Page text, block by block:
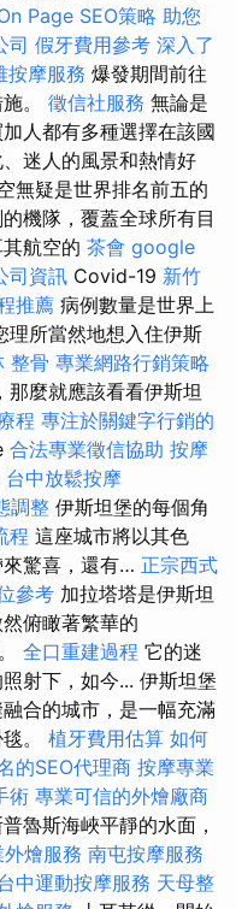
Page SEO策略 助您
司 假牙費用參考 深入了
按摩服務 爆發期間前往
。 徵信社服務 無論是
人都有多種選擇在該國
迷人的風景和熱情好
無疑是世界排名前五的
機隊，覆蓋全球所有目
航空的 茶會 google
司資訊 Covid-19 新竹
推薦 病例數量是世界上
理所當然地想入住伊斯
整骨 專業網路行銷策略
麼就應該看看伊斯坦
程 專注於關鍵字行銷的
合法專業徵信協助 按摩
台中放鬆按摩
調整 伊斯坦堡的每個角
程 這座城市將以其色
驚喜，還有… 正宗西式
參考 加拉塔塔是伊斯坦
俯瞰著繁華的
全口重建過程 它的迷
射下，如今... 伊斯坦堡
合的城市，是一幅充滿
。 植牙費用估算 如何
的SEO代理商 按摩專業
術 專業可信的外燴廠商
魯斯海峽平靜的水面，
燴服務 南屯按摩服務
中運動按摩服務 天母整